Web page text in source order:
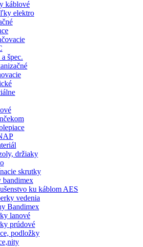
káblové
elektro
špec.
držiaky
skrutky
bandimex
ku káblom AES
vedenia
Bandimex
lanové
prúdové
podložky